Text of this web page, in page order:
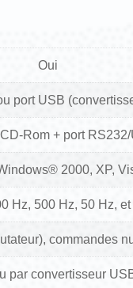
Oui
port USB
Rom + port
2000, XP,
Hz, 500 Hz, 50 Hz,
commandes
par convertisseur